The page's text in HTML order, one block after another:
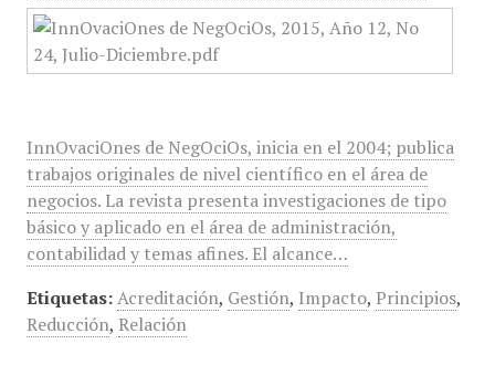
InnOvaciOnes de NegOciOs, inicia en el 2004; publica
trabajos originales de nivel científico en el área de
negocios. La revista presenta investigaciones de tipo
básico y aplicado en el área de administración,
contabilidad y temas afines. El alcance…
Etiquetas: Acreditación, Gestión, Impacto, Principios,
Reducción, Relación